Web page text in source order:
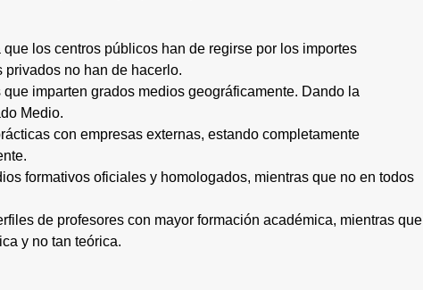
los centros públicos han de regirse por los importes
no han de hacerlo.
imparten grados medios geográficamente. Dando la
Medio.
con empresas externas, estando completamente
formativos oficiales y homologados, mientras que no en todos
de profesores con mayor formación académica, mientras que
y no tan teórica.